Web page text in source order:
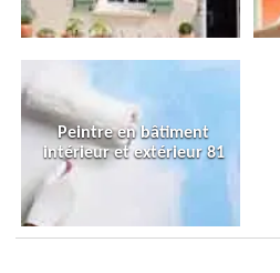
Peintre en bâtiment
intérieur et extérieur 81